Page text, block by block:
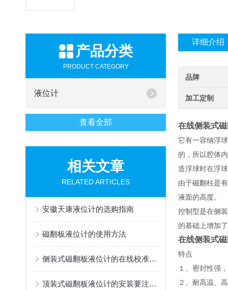
产品分类
PRODUCT CATEGORY
液位计
查看全部
相关文章
RELATED ARTICLES
安徽天康液位计的选购指南
磁翻板液位计的使用方法
侧装式磁翻板液位计的在线校准说明
顶装式磁翻板液位计的安装要注意哪些？
详细介绍
品牌
加工定制
在线侧装式
它有一容纳浮
的，所以腔体
造浮球时在浮
由于磁翻柱是
液面的高度。
控制型是在侧
的基础上增加
在线侧装式
特点
１、密封性强
２、耐高温、